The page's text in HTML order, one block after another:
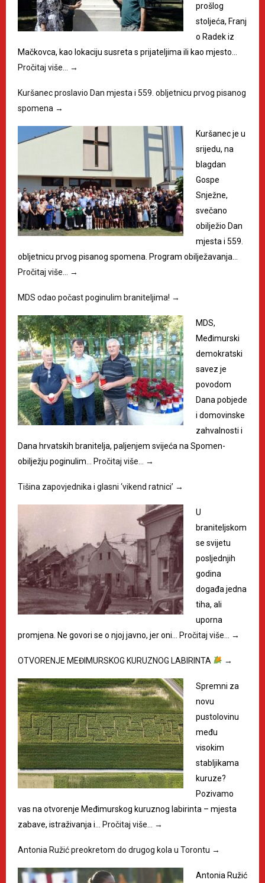
prošlog
stoljeća, Franj
o Radek iz
Mačkovca, kao lokaciju susreta s prijateljima ili kao mjesto…
Pročitaj više…
→
Kuršanec proslavio Dan mjesta i 559. obljetnicu prvog pisanog
spomena →
Kuršanec je u
srijedu, na
blagdan
Gospe
Snježne,
svečano
obilježio Dan
mjesta i 559.
obljetnicu prvog pisanog spomena. Program obilježavanja…
Pročitaj više…
→
MDS odao počast poginulim braniteljima! →
MDS,
Međimurski
demokratski
savez je
povodom
Dana pobjede
i domovinske
zahvalnosti i
Dana hrvatskih branitelja, paljenjem svijeća na Spomen-
obilježju poginulim…
Pročitaj više… →
Tišina zapovjednika i glasni ‘vikend ratnici’ →
U
braniteljskom
se svijetu
posljednjih
godina
događa jedna
tiha, ali
uporna
promjena. Ne govori se o njoj javno, jer oni…
Pročitaj više… →
OTVORENJE MEĐIMURSKOG KURUZNOG LABIRINTA →
Spremni za
novu
pustolovinu
među
visokim
stabljikama
kuruze?
Pozivamo
vas na otvorenje Međimurskog kuruznog labirinta – mjesta
zabave, istraživanja i…
Pročitaj više… →
Antonia Ružić preokretom do drugog kola u Torontu →
Antonia Ružić